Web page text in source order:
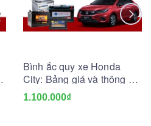
Bình ắc quy xe Honda
City: Bảng giá và thông số
kỹ thuật
1.100.000₫